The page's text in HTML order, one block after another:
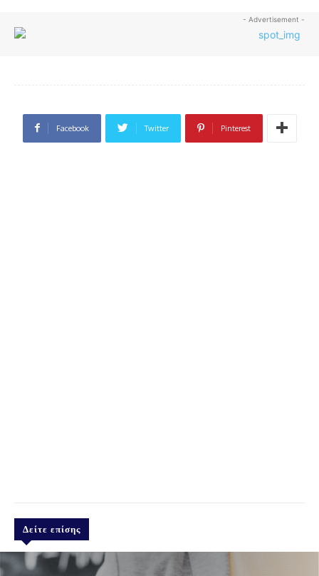
- Advertisement -
Facebook Twitter Pinterest
Δείτε επίσης